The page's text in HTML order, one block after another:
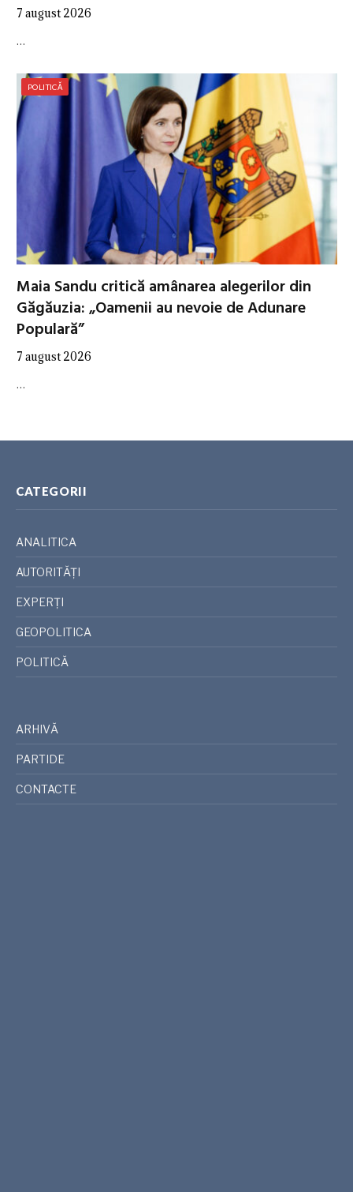
7 august 2026
…
POLITICĂ
Maia Sandu critică amânarea alegerilor din
Găgăuzia: „Oamenii au nevoie de Adunare
Populară”
7 august 2026
…
CATEGORII
ANALITICA
AUTORITĂȚI
EXPERȚI
GEOPOLITICA
POLITICĂ
ARHIVĂ
PARTIDE
CONTACTE